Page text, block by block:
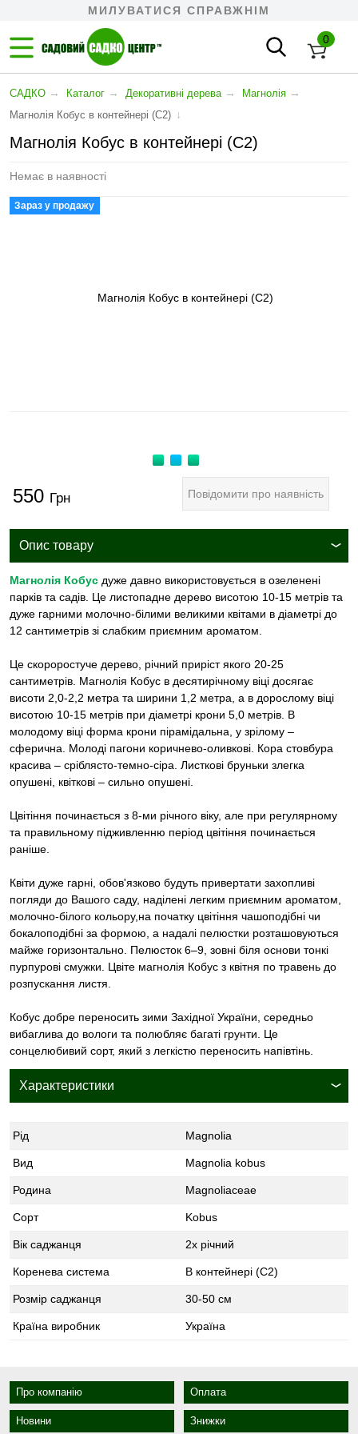
МИЛУВАТИСЯ СПРАВЖНІМ
0
САДКО → Каталог → Декоративні дерева → Магнолія →
Магнолія Кобус в контейнері (С2) ↓
Магнолія Кобус в контейнері (С2)
Немає в наявності
Зараз у продажу
550 Грн Повідомити про наявність
Опис товару
Магнолія Кобус дуже давно використовується в озеленені
парків та садів. Це листопадне дерево висотою 10-15 метрів та
дуже гарними молочно-білими великими квітами в діаметрі до
12 сантиметрів зі слабким приємним ароматом.
Це скороростуче дерево, річний приріст якого 20-25
сантиметрів. Магнолія Кобус в десятирічному віці досягає
висоти 2,0-2,2 метра та ширини 1,2 метра, а в дорослому віці
висотою 10-15 метрів при діаметрі крони 5,0 метрів. В
молодому віці форма крони пірамідальна, у зрілому –
сферична. Молоді пагони коричнево-оливкові. Кора стовбура
красива – сріблясто-темно-сіра. Листкові бруньки злегка
опушені, квіткові – сильно опушені.
Цвітіння починається з 8-ми річного віку, але при регулярному
та правильному підживленню період цвітіння починається
раніше.
Квіти дуже гарні, обов'язково будуть привертати захопливі
погляди до Вашого саду, наділені легким приємним ароматом,
молочно-білого кольору,на початку цвітіння чашоподібні чи
бокалоподібні за формою, а надалі пелюстки розташовуються
майже горизонтально. Пелюсток 6–9, зовні біля основи тонкі
пурпурові смужки. Цвіте магнолія Кобус з квітня по травень до
розпускання листя.
Кобус добре переносить зими Західної України, середньо
вибаглива до вологи та полюбляє багаті грунти. Це
сонцелюбивий сорт, який з легкістю переносить напівтінь.
Характеристики
Рід Magnolia
Вид Magnolia kobus
Родина Magnoliaceae
Сорт Kobus
Вік саджанця 2х річний
Коренева система В контейнері (С2)
Розмір саджанця 30-50 см
Країна виробник Україна
Про компанію Оплата
Новини Знижки